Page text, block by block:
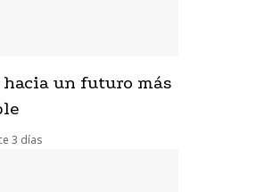
un futuro más
3 días